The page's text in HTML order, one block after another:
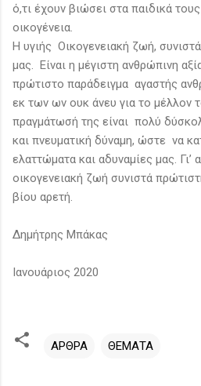
ό,τι έχουν βιώσει στα παιδικά
οικογένεια.
Η υγιής Οικογενειακή ζωή,
μας. Είναι η μέγιστη ανθρώπινη
πρώτιστο παράδειγμα αγαστής
εκ των ων ουκ άνευ για το
πραγμάτωσή της είναι πολύ
και πνευματική δύναμη, ώστε να
ελαττώματα και αδυναμίες μας. Γι’
οικογενειακή ζωή συνιστά
βίου αρετή.
Δημήτρης Μπάκας
Ιανουάριος 2020
ΑΡΘΡΑ ΘΕΜΑΤΑ